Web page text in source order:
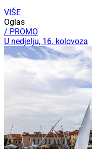
VIŠE
Oglas
/ PROMO
U nedjelju, 16. kolovoza